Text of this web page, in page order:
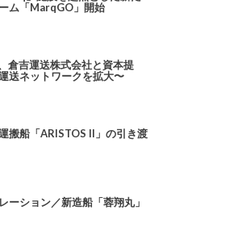
ム「MarqGO」開始
吉運送株式会社と資本提
送ネットワークを拡大〜
搬船「ARISTOS II」の引き渡
ーション／新造船「蓉翔丸」